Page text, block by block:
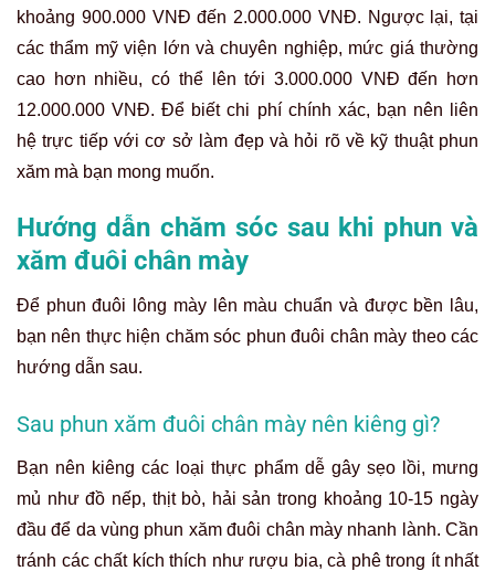
khoảng 900.000 VNĐ đến 2.000.000 VNĐ. Ngược lại, tại
các thẩm mỹ viện lớn và chuyên nghiệp, mức giá thường
cao hơn nhiều, có thể lên tới 3.000.000 VNĐ đến hơn
12.000.000 VNĐ. Để biết chi phí chính xác, bạn nên liên
hệ trực tiếp với cơ sở làm đẹp và hỏi rõ về kỹ thuật phun
xăm mà bạn mong muốn.
Hướng dẫn chăm sóc sau khi phun và
xăm đuôi chân mày
Để phun đuôi lông mày lên màu chuẩn và được bền lâu,
bạn nên thực hiện chăm sóc phun đuôi chân mày theo các
hướng dẫn sau.
Sau phun xăm đuôi chân mày nên kiêng gì?
Bạn nên kiêng các loại thực phẩm dễ gây sẹo lồi, mưng
mủ như đồ nếp, thịt bò, hải sản trong khoảng 10-15 ngày
đầu để da vùng phun xăm đuôi chân mày nhanh lành. Cần
tránh các chất kích thích như rượu bia, cà phê trong ít nhất